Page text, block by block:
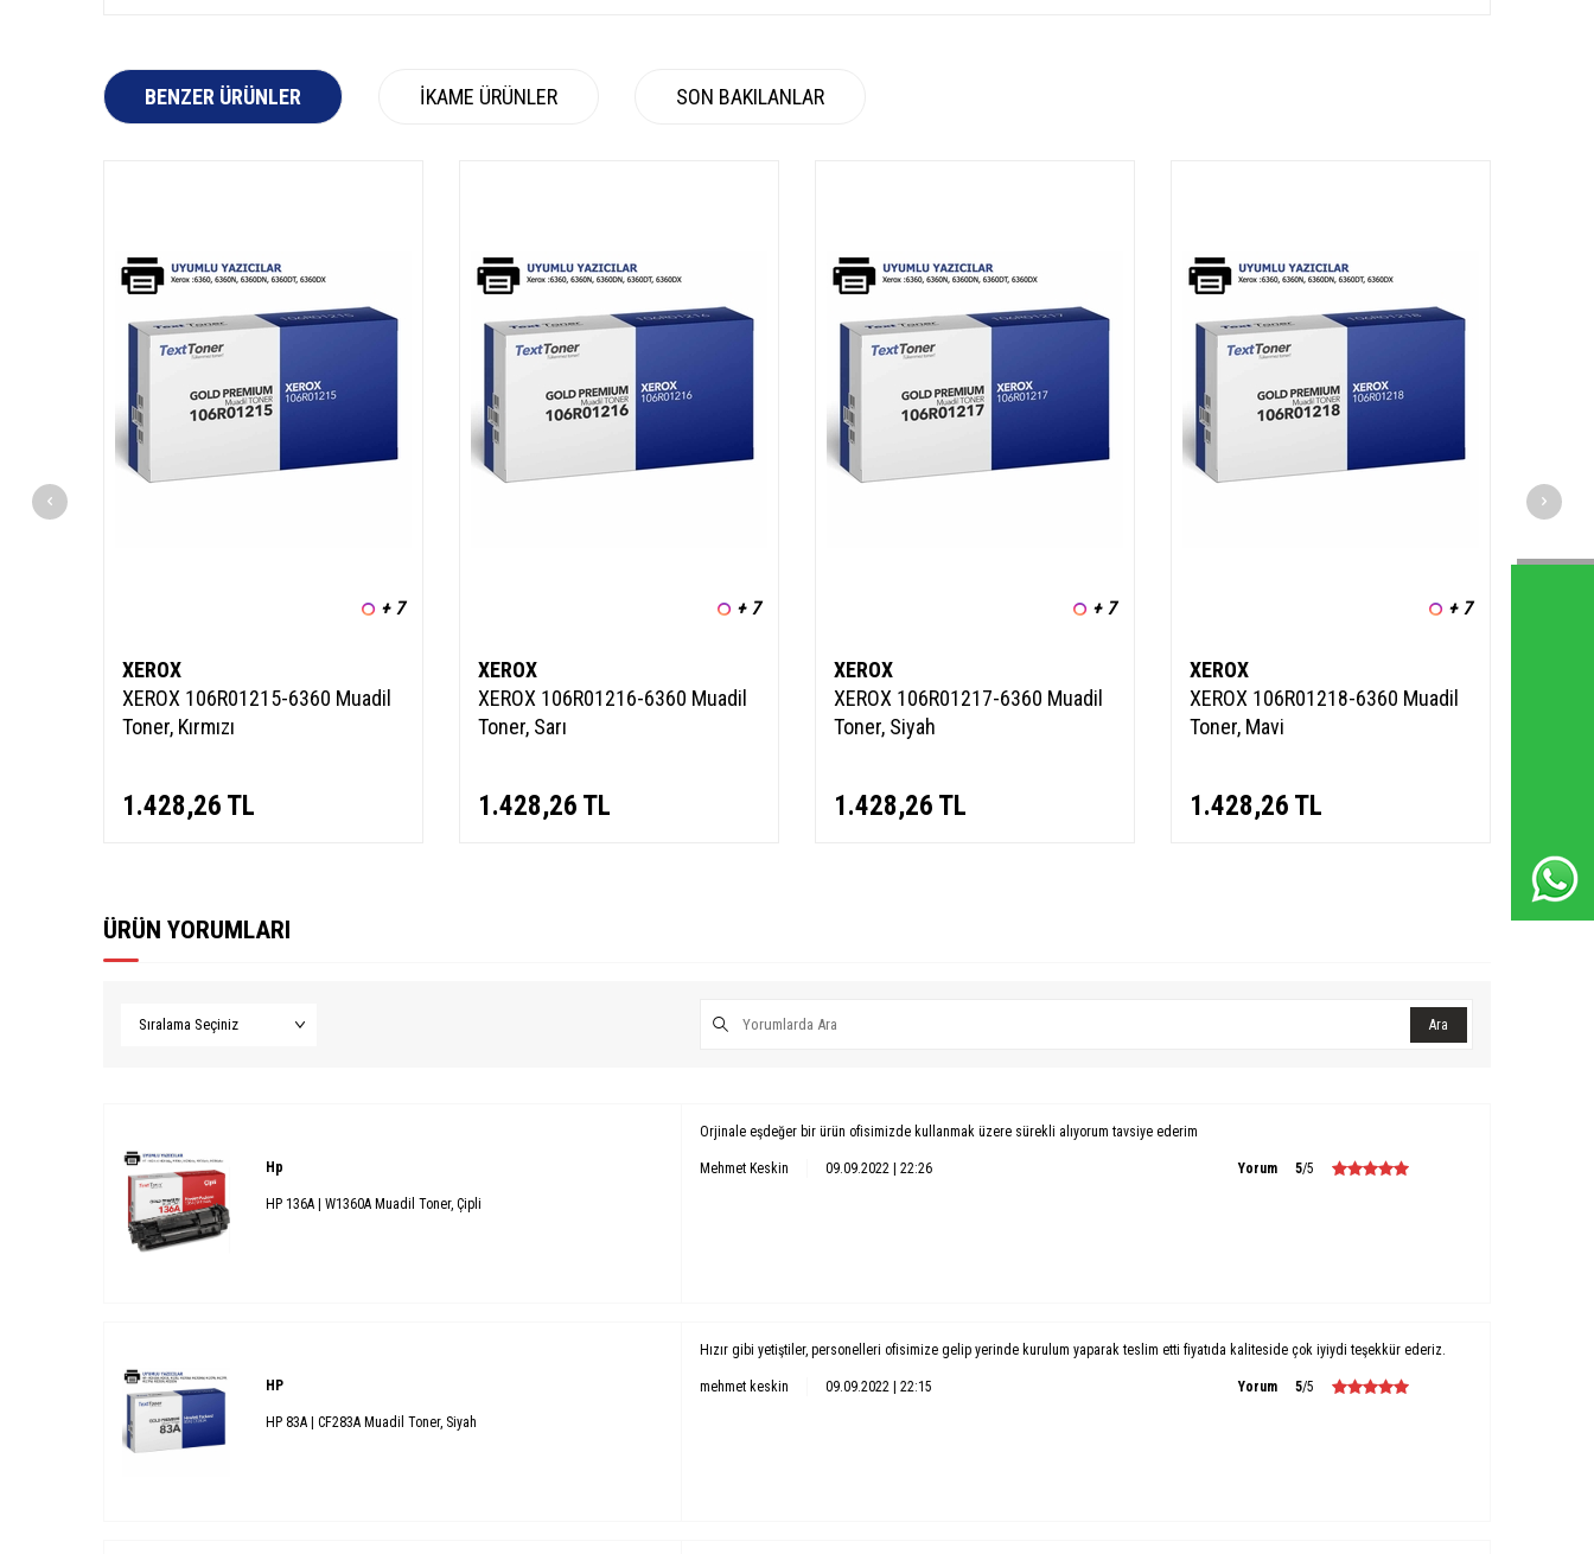
BENZER ÜRÜNLER İKAME ÜRÜNLER SON BAKILANLAR
+ 7
XEROX
XEROX 106R01215-6360 Muadil
Toner, Kırmızı
1.428,26 TL
+ 7
XEROX
XEROX 106R01216-6360 Muadil
Toner, Sarı
1.428,26 TL
+ 7
XEROX
XEROX 106R01217-6360 Muadil
Toner, Siyah
1.428,26 TL
+ 7
XEROX
XEROX 106R01218-6360 Muadil
Toner, Mavi
1.428,26 TL
ÜRÜN YORUMLARI
Ara
Hp
HP 136A | W1360A Muadil Toner, Çipli
Orjinale eşdeğer bir ürün ofisimizde kullanmak üzere sürekli alıyorum tavsiye ederim
Mehmet Keskin 09.09.2022 | 22:26 Yorum 5/5
HP
HP 83A | CF283A Muadil Toner, Siyah
Hızır gibi yetiştiler, personelleri ofisimize gelip yerinde kurulum yaparak teslim etti fiyatıda kaliteside çok iyiydi teşekkür ederiz.
mehmet keskin 09.09.2022 | 22:15 Yorum 5/5